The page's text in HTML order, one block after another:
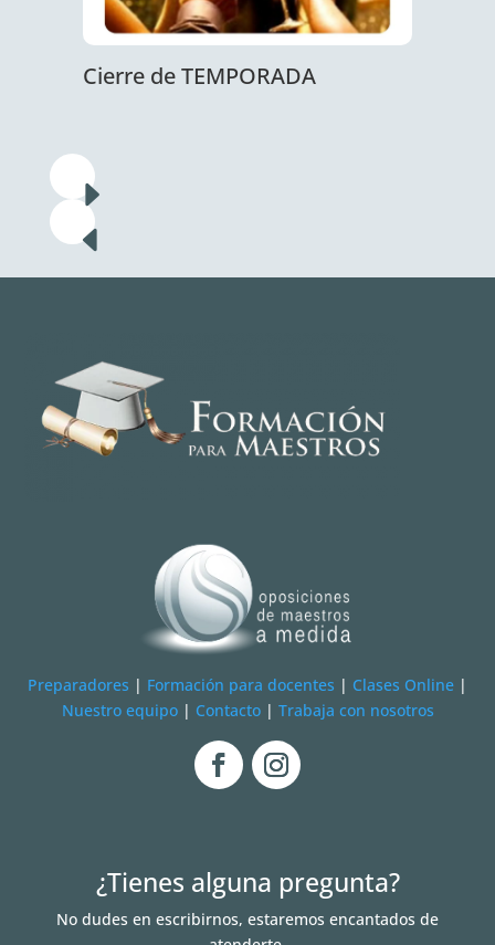
Cierre de TEMPORADA
Preparadores | Formación para docentes | Clases Online |
Nuestro equipo| Contacto| Trabaja con nosotros
¿Tienes alguna pregunta?
No dudes en escribirnos, estaremos encantados de